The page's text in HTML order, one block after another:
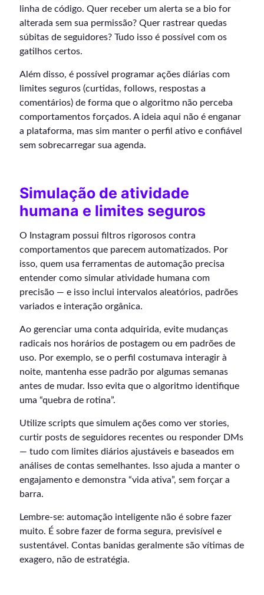
linha de código. Quer receber um alerta se a bio for
alterada sem sua permissão? Quer rastrear quedas
súbitas de seguidores? Tudo isso é possível com os
gatilhos certos.
Além disso, é possível programar ações diárias com
limites seguros (curtidas, follows, respostas a
comentários) de forma que o algoritmo não perceba
comportamentos forçados. A ideia aqui não é enganar
a plataforma, mas sim manter o perfil ativo e confiável
sem sobrecarregar sua agenda.
Simulação de atividade
humana e limites seguros
O Instagram possui filtros rigorosos contra
comportamentos que parecem automatizados. Por
isso, quem usa ferramentas de automação precisa
entender como simular atividade humana com
precisão — e isso inclui intervalos aleatórios, padrões
variados e interação orgânica.
Ao gerenciar uma conta adquirida, evite mudanças
radicais nos horários de postagem ou em padrões de
uso. Por exemplo, se o perfil costumava interagir à
noite, mantenha esse padrão por algumas semanas
antes de mudar. Isso evita que o algoritmo identifique
uma “quebra de rotina”.
Utilize scripts que simulem ações como ver stories,
curtir posts de seguidores recentes ou responder DMs
— tudo com limites diários ajustáveis e baseados em
análises de contas semelhantes. Isso ajuda a manter o
engajamento e demonstra “vida ativa”, sem forçar a
barra.
Lembre-se: automação inteligente não é sobre fazer
muito. É sobre fazer de forma segura, previsível e
sustentável. Contas banidas geralmente são vítimas de
exagero, não de estratégia.